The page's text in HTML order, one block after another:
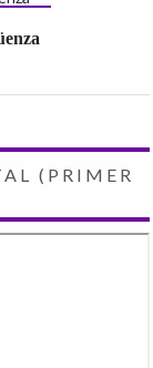
(PRIMER